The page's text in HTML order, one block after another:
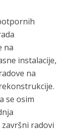
na
instalacije,
na
se osim
radovi